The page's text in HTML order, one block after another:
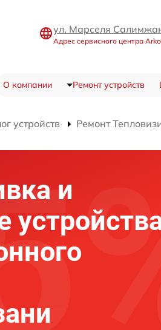
ул. Марселя
Адрес сервисного центра
О компании Ремонт устройств
устройств Ремонт
и